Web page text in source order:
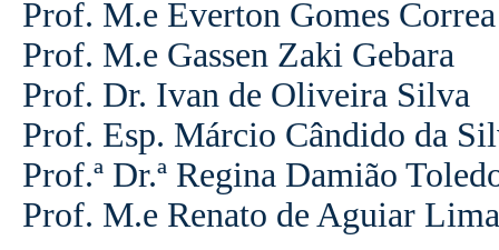
Prof. M.e Everton Gomes Correa
Prof. M.e Gassen Zaki Gebara
Prof. Dr. Ivan de Oliveira Silva
Prof. Esp. Márcio Cândido da
Prof.ª Dr.ª Regina Damião
Prof. M.e Renato de Aguiar